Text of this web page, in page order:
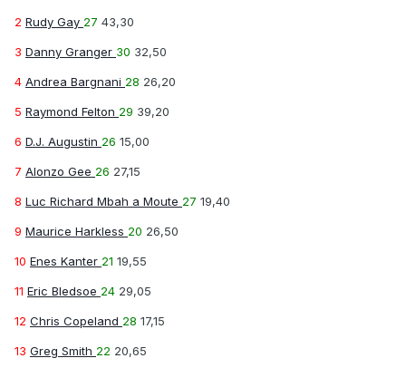
2 Rudy Gay 27 43,30
3 Danny Granger 30 32,50
4 Andrea Bargnani 28 26,20
5 Raymond Felton 29 39,20
6 D.J. Augustin 26 15,00
7 Alonzo Gee 26 27,15
8 Luc Richard Mbah a Moute 27 19,40
9 Maurice Harkless 20 26,50
10 Enes Kanter 21 19,55
11 Eric Bledsoe 24 29,05
12 Chris Copeland 28 17,15
13 Greg Smith 22 20,65